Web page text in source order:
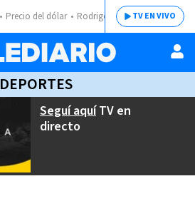
Precio del dólar Rodrigo ChavesTV EN VIVO
DEPORTES
Seguí aquíTV en
directo